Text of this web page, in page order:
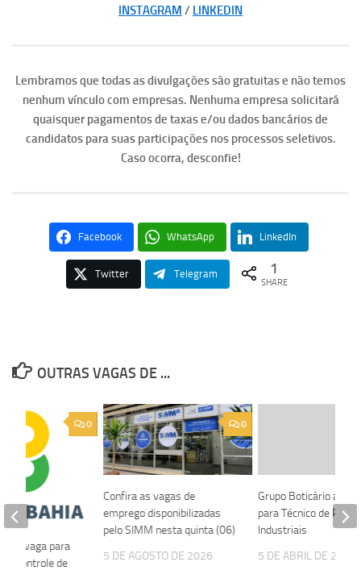
INSTAGRAM / LINKEDIN
Lembramos que todas as divulgações são gratuitas e não temos
nenhum vínculo com empresas. Nenhuma empresa solicitará
quaisquer pagamentos de taxas e/ou dados bancários de
candidatos para suas participações nos processos seletivos.
Caso ocorra, desconfie!
Facebook WhatsApp LinkedIn
Twitter Telegram 1
SHARE
OUTRAS VAGAS DE ...
0
Confira as vagas de
emprego disponibilizadas
pelo SIMM nesta quinta (06)
5 DE AGOSTO DE 2026
Grupo Boticário abre
para Técnico de
Industriais
5 DE ABRIL DE 2025
0
vaga para
Controle de